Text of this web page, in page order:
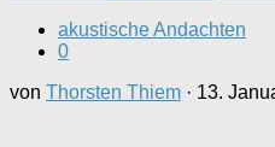
akustische Andachten
0
von Thorsten Thiem · 13.